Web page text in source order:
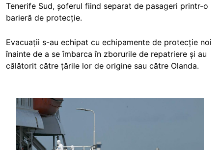
Tenerife Sud, șoferul fiind separat de pasageri printr-o
barieră de protecție.
Evacuații s-au echipat cu echipamente de protecție noi
înainte de a se îmbarca în zborurile de repatriere și au
călătorit către țările lor de origine sau către Olanda.
Image